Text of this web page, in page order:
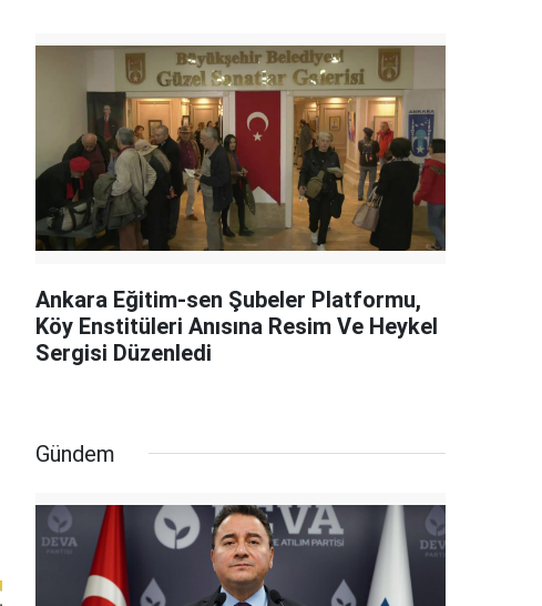
Ankara Eğitim-sen Şubeler Platformu,
Köy Enstitüleri Anısına Resim Ve Heykel
Sergisi Düzenledi
Gündem